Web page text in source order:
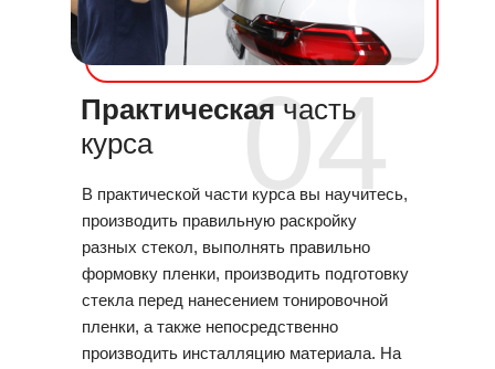
04
Практическая часть
курса
В практической части курса вы научитесь,
производить правильную раскройку
разных стекол, выполнять правильно
формовку пленки, производить подготовку
стекла перед нанесением тонировочной
пленки, а также непосредственно
производить инсталляцию материала. На